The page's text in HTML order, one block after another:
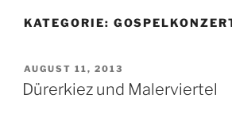
KATEGORIE:
VERÖFFENTLICHT
AM
AUGUST 11, 2013
Dürerkiez und Malerviertel